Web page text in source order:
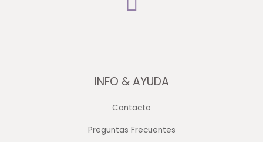
INFO & AYUDA
Contacto
Preguntas Frecuentes